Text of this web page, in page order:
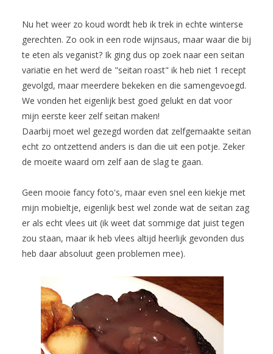
Nu het weer zo koud wordt heb ik trek in echte winterse
gerechten. Zo ook in een rode wijnsaus, maar waar die bij
te eten als veganist? Ik ging dus op zoek naar een seitan
variatie en het werd de "seitan roast" ik heb niet 1 recept
gevolgd, maar meerdere bekeken en die samengevoegd.
We vonden het eigenlijk best goed gelukt en dat voor
mijn eerste keer zelf seitan maken!
Daarbij moet wel gezegd worden dat zelfgemaakte seitan
echt zo ontzettend anders is dan die uit een potje. Zeker
de moeite waard om zelf aan de slag te gaan.
Geen mooie fancy foto's, maar even snel een kiekje met
mijn mobieltje, eigenlijk best wel zonde wat de seitan zag
er als echt vlees uit (ik weet dat sommige dat juist tegen
zou staan, maar ik heb vlees altijd heerlijk gevonden dus
heb daar absoluut geen problemen mee).